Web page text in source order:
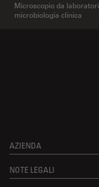
Microscopio da
microbiologia clinica
AZIENDA
NOTE LEGALI